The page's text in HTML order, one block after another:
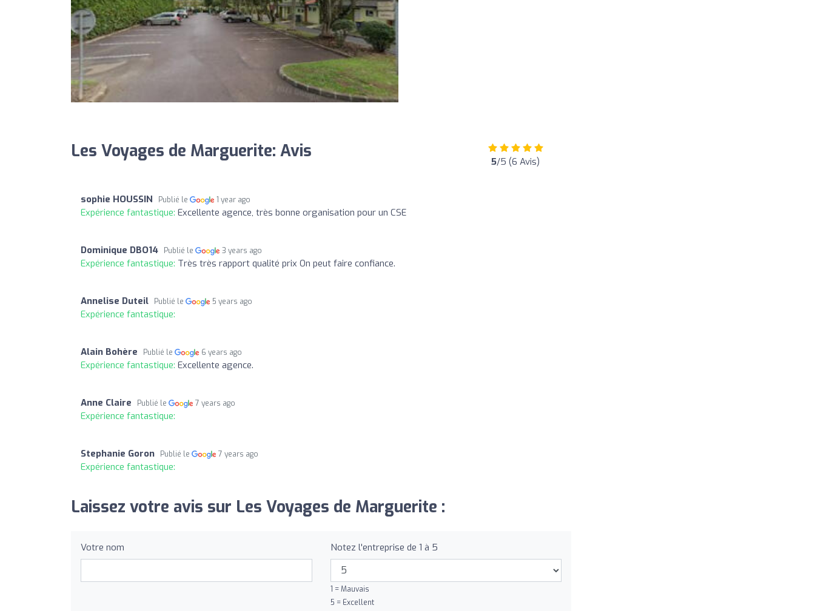
Les Voyages de Marguerite: Avis 5/5 (6 Avis)
sophie HOUSSIN Publié le 1 year ago
Expérience fantastique: Excellente agence, très bonne organisation pour un CSE
Dominique DBO14 Publié le 3 years ago
Expérience fantastique: Très très rapport qualité prix On peut faire confiance.
Annelise Duteil Publié le 5 years ago
Expérience fantastique:
Alain Bohère Publié le 6 years ago
Expérience fantastique: Excellente agence.
Anne Claire Publié le 7 years ago
Expérience fantastique:
Stephanie Goron Publié le 7 years ago
Expérience fantastique:
Laissez votre avis sur Les Voyages de Marguerite :
Votre nom Notez l'entreprise de 1 à 5
1 = Mauvais
5 = Excellent